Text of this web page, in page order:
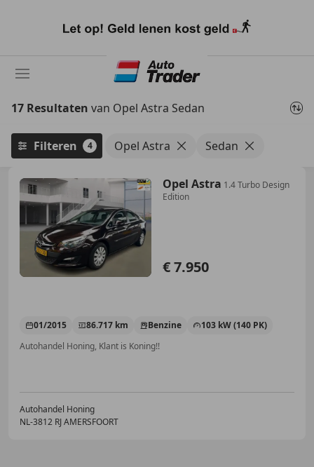
naar
17 Resultaten van Opel Astra Sedan
Filteren 4 Opel Astra Sedan
Opel Astra 1.4 Turbo Design
Edition
€ 7.950
01/2015 86.717 km Benzine
103 kW (140 PK)
Autohandel Honing, Klant is Koning!!
Autohandel Honing
NL-3812 RJ AMERSFOORT